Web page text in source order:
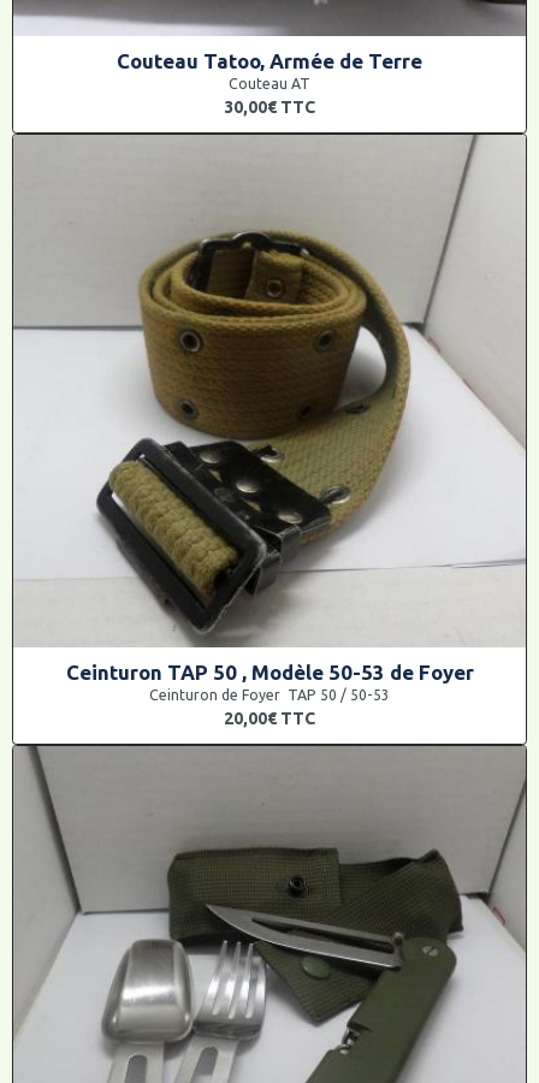
Couteau Tatoo, Armée de Terre
Couteau AT
30,00€ TTC
Ceinturon TAP 50 , Modèle 50-53 de Foyer
Ceinturon de Foyer TAP 50 / 50-53
20,00€ TTC